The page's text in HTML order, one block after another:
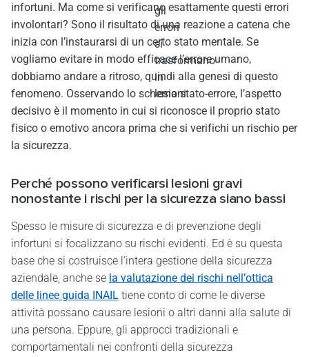
infortuni. Ma come si verificano esattamente questi errori
involontari? Sono il risultato di una reazione a catena che
inizia con l’instaurarsi di un certo stato mentale. Se
vogliamo evitare in modo efficace l’errore umano,
dobbiamo andare a ritroso, quindi alla genesi di questo
fenomeno. Osservando lo schema stato-errore, l’aspetto
decisivo è il momento in cui si riconosce il proprio stato
fisico o emotivo ancora prima che si verifichi un rischio per
la sicurezza.
Perché possono verificarsi lesioni gravi
nonostante i rischi per la sicurezza siano bassi
Spesso le misure di sicurezza e di prevenzione degli
infortuni si focalizzano su rischi evidenti. Ed è su questa
base che si costruisce l’intera gestione della sicurezza
aziendale, anche se la valutazione dei rischi nell’ottica
delle linee guida INAIL tiene conto di come le diverse
attività possano causare lesioni o altri danni alla salute di
una persona. Eppure, gli approcci tradizionali e
comportamentali nei confronti della sicurezza